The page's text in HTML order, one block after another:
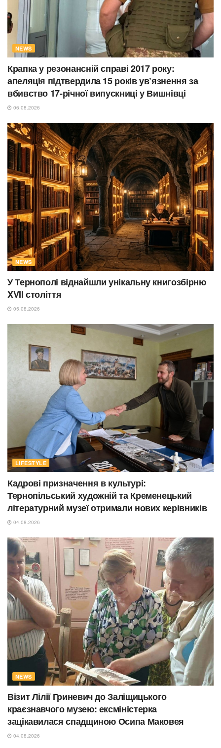
NEWS
Крапка у резонансній справі 2017 року:
апеляція підтвердила 15 років ув’язнення за
вбивство 17-річної випускниці у Вишнівці
06.08.2026
NEWS
У Тернополі віднайшли унікальну книгозбірню
XVII століття
05.08.2026
LIFESTYLE
Кадрові призначення в культурі:
Тернопільський художній та Кременецький
літературний музеї отримали нових керівників
04.08.2026
NEWS
Візит Лілії Гриневич до Заліщицького
краєзнавчого музею: ексміністерка
зацікавилася спадщиною Осипа Маковея
04.08.2026